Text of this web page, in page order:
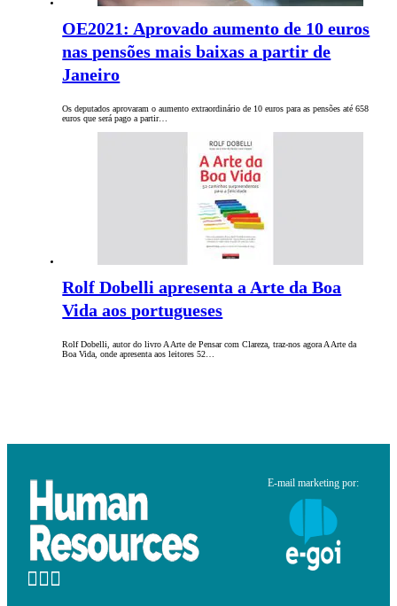
OE2021: Aprovado aumento de 10 euros
nas pensões mais baixas a partir de
Janeiro
Os deputados aprovaram o aumento extraordinário de 10 euros para as pensões até 658
euros que será pago a partir…
Rolf Dobelli apresenta a Arte da Boa
Vida aos portugueses
Rolf Dobelli, autor do livro A Arte de Pensar com Clareza, traz-nos agora A Arte da
Boa Vida, onde apresenta aos leitores 52…
E-mail marketing por: